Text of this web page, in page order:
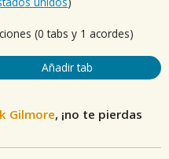
(0 tabs y 1 acordes)
Añadir tab
Gilmore, ¡no te pierdas